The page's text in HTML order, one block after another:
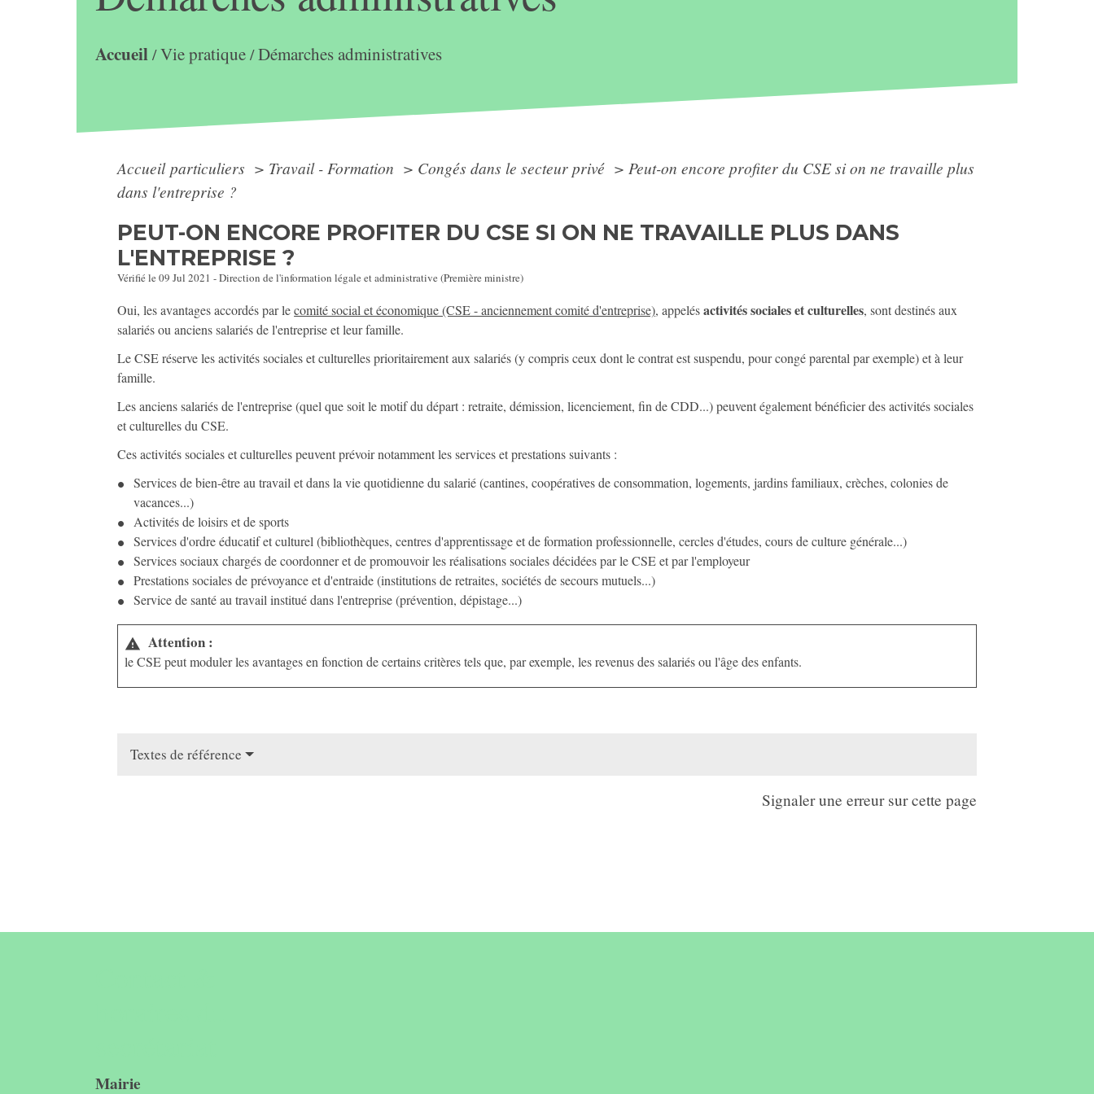
Accueil/Vie pratique/Démarches administratives
Accueil particuliers > Travail - Formation > Congés dans le secteur privé > Peut-on encore profiter du CSE si on ne travaille plus
dans l'entreprise ?
PEUT-ON ENCORE PROFITER DU CSE SI ON NE TRAVAILLE PLUS DANS
L'ENTREPRISE ?
Vérifié le 09 Jul 2021 - Direction de l'information légale et administrative (Première ministre)
Oui, les avantages accordés par lecomité social et économique (CSE - anciennement comité d'entreprise), appelésactivités sociales et culturelles, sont destinés aux
salariés ou anciens salariés de l'entreprise et leur famille.
Le CSE réserve les activités sociales et culturelles prioritairement aux salariés (y compris ceux dont le contrat est suspendu, pour congé parental par exemple) et à leur
famille.
Les anciens salariés de l'entreprise (quel que soit le motif du départ : retraite, démission, licenciement, fin de CDD...) peuvent également bénéficier des activités sociales
et culturelles du CSE.
Ces activités sociales et culturelles peuvent prévoir notamment les services et prestations suivants :
Services de bien-être au travail et dans la vie quotidienne du salarié (cantines, coopératives de consommation, logements, jardins familiaux, crèches, colonies de
vacances...)
Activités de loisirs et de sports
Services d'ordre éducatif et culturel (bibliothèques, centres d'apprentissage et de formation professionnelle, cercles d'études, cours de culture générale...)
Services sociaux chargés de coordonner et de promouvoir les réalisations sociales décidées par le CSE et par l'employeur
Prestations sociales de prévoyance et d'entraide (institutions de retraites, sociétés de secours mutuels...)
Service de santé au travail institué dans l'entreprise (prévention, dépistage...)
warning Attention :
le CSE peut moduler les avantages en fonction de certains critères tels que, par exemple, les revenus des salariés ou l'âge des enfants.
Textes de référence
Signaler une erreur sur cette page
Mairie